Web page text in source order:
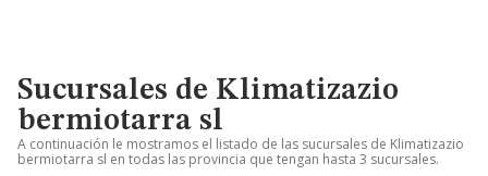
Sucursales de Klimatizazio
bermiotarra sl
A continuación le mostramos el listado de las sucursales de Klimatizazio
bermiotarra sl en todas las provincia que tengan hasta 3 sucursales.